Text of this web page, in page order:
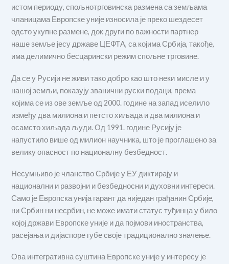
истом периоду, спољнотрговинска размена са земљама
чланицама Европске уније износила је преко шездесет
одсто укупне размене, док други по важности партнер
наше земље јесу државе ЦЕФТА, са којима Србија, такође,
има делимично бесцарински режим спољне трговине.
Да се у Русији не живи тако добро као што неки мисле и у
нашој земљи, показују званични руски подаци, према
којима се из ове земље од 2000. године на запад иселило
између два милиона и петсто хиљада и два милиона и
осамсто хиљада људи. Од 1991. године Русију је
напустило више од милион научника, што је проглашено за
велику опасност по националну безбедност.
Несумњиво је чланство Србије у ЕУ диктирају и
национални и развојни и безбедносни и духовни интереси.
Само је Европска унија гарант да ниједан грађанин Србије,
ни Србин ни несрбин, не може имати статус туђинца у било
којој држави Европске уније и да појмови иностранства,
расејања и дијаспоре губе своје традиционално значење.
Ова интегративна суштина Европске уније у интересу је